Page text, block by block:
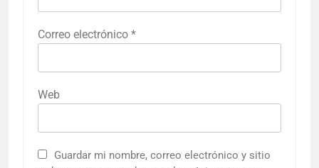
Correo electrónico *
Web
Guardar mi nombre, correo electrónico y sitio